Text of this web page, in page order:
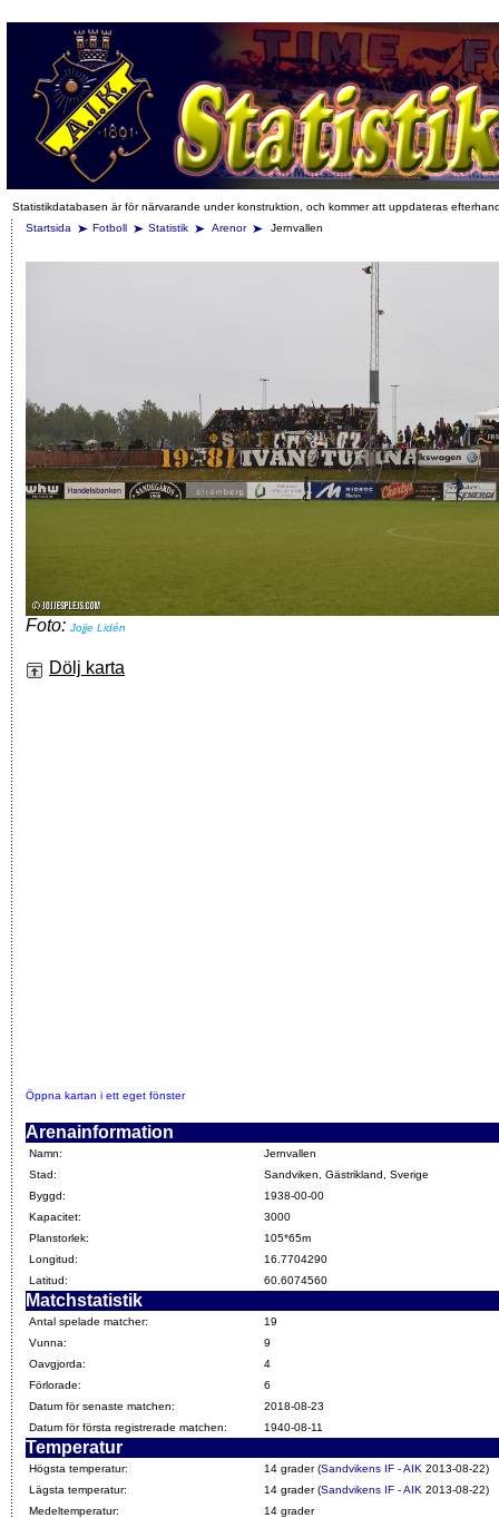
Statistikdatabasen är för närvarande under konstruktion, och kommer att uppdateras
Startsida
Fotboll Statistik Arenor Jernvallen
Foto: Jojje Lidén
Dölj karta
Öppna kartan i ett eget fönster
Arenainformation
Namn:
Jernvallen
Stad:
Sandviken, Gästrikland, Sverige
Byggd:
1938-00-00
Kapacitet:
3000
Planstorlek:
105*65m
Longitud:
16.7704290
Latitud:
60.6074560
Matchstatistik
Antal spelade matcher:
19
Vunna:
9
Oavgjorda:
4
Förlorade:
6
Datum för senaste matchen:
2018-08-23
Datum för första registrerade matchen:
1940-08-11
Temperatur
Högsta temperatur: 14 grader (Sandvikens IF - AIK 2013-08-22)
Lägsta temperatur:
14 grader (Sandvikens IF - AIK 2013-08-22)
Medeltemperatur:
14 grader